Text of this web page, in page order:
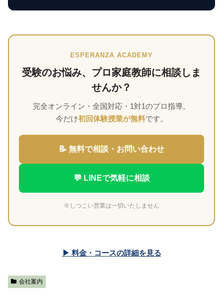
ESPERANZA ACADEMY
受験のお悩み、プロ家庭教師に相談しま
せんか？
完全オンライン・全国対応・1対1のプロ指導。
今だけ初回体験授業が無料です。
📝 無料で相談・お問い合わせ
💬 LINEで気軽に相談
※しつこい営業は一切いたしません
▶ 料金・コースの詳細を見る
会社案内